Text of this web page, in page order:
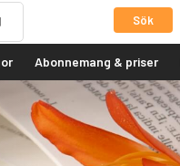
Sök
Abonnemang & priser